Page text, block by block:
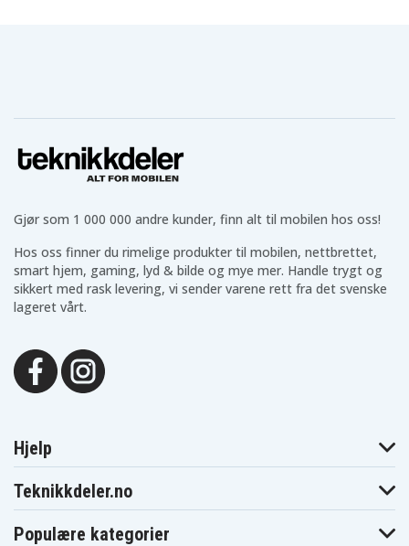
Gjør som 1 000 000 andre kunder, finn alt til mobilen hos oss!
Hos oss finner du rimelige produkter til mobilen, nettbrettet,
smart hjem, gaming, lyd & bilde og mye mer. Handle trygt og
sikkert med rask levering, vi sender varene rett fra det svenske
lageret vårt.
Hjelp
Teknikkdeler.no
Populære kategorier